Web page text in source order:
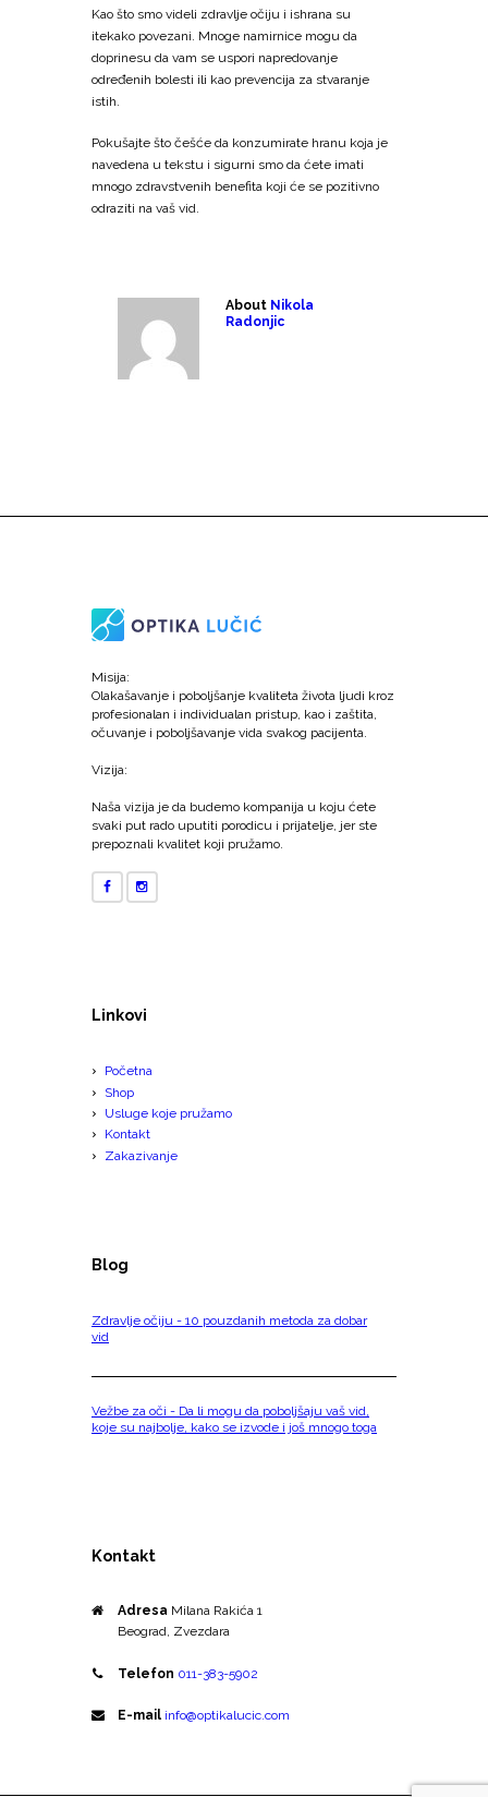
Kao što smo videli zdravlje očiju i ishrana su
itekako povezani. Mnoge namirnice mogu da
doprinesu da vam se uspori napredovanje
određenih bolesti ili kao prevencija za stvaranje
istih.
Pokušajte što češće da konzumirate hranu koja je
navedena u tekstu i sigurni smo da ćete imati
mnogo zdravstvenih benefita koji će se pozitivno
odraziti na vaš vid.
About Nikola
Radonjic
Misija:
Olakašavanje i poboljšanje kvaliteta života ljudi kroz
profesionalan i individualan pristup, kao i zaštita,
očuvanje i poboljšavanje vida svakog pacijenta.
Vizija:
Naša vizija je da budemo kompanija u koju ćete
svaki put rado uputiti porodicu i prijatelje, jer ste
prepoznali kvalitet koji pružamo.
Linkovi
Početna
Shop
Usluge koje pružamo
Kontakt
Zakazivanje
Blog
Zdravlje očiju - 10 pouzdanih metoda za dobar
vid
Vežbe za oči - Da li mogu da poboljšaju vaš vid,
koje su najbolje, kako se izvode i još mnogo toga
Kontakt
Adresa Milana Rakića 1
Beograd, Zvezdara
Telefon 011-383-5902
E-mail info@optikalucic.com